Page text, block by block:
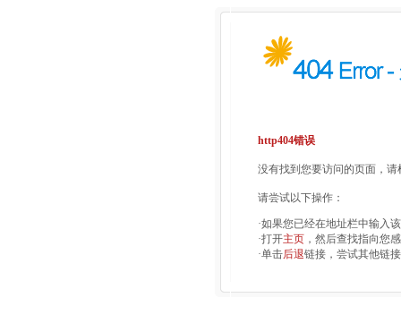
http404错误
没有找到您要访问的页面，
请尝试以下操作：
·如果您已经在地址栏中输入
·打开主页 ，然后查找指向您
·单击后退链接，尝试其他链